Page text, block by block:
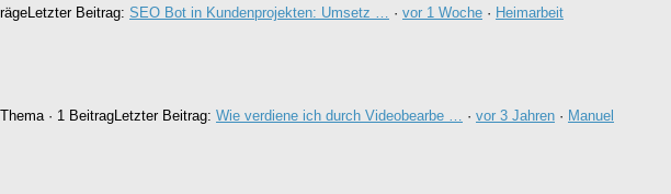
Letzter Beitrag: SEO Bot in Kundenprojekten: Umsetz … · vor 1 Woche · Heimarbeit
· 1 BeitragLetzter Beitrag: Wie verdiene ich durch Videobearbe … · vor 3 Jahren · Manuel